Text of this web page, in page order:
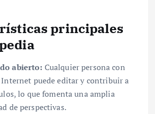
principales
abierto: Cualquier persona con
Internet puede editar y contribuir a
lo que fomenta una amplia
de perspectivas.